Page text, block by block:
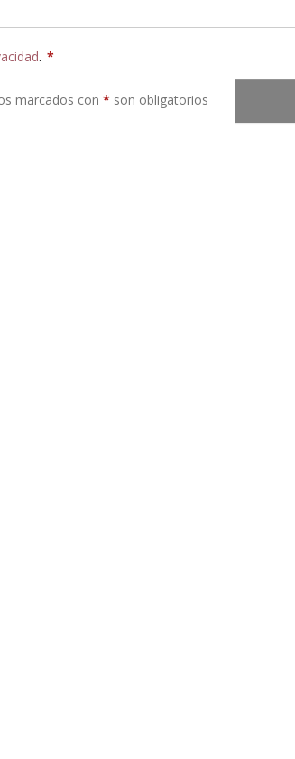
. *
marcados con * son obligatorios